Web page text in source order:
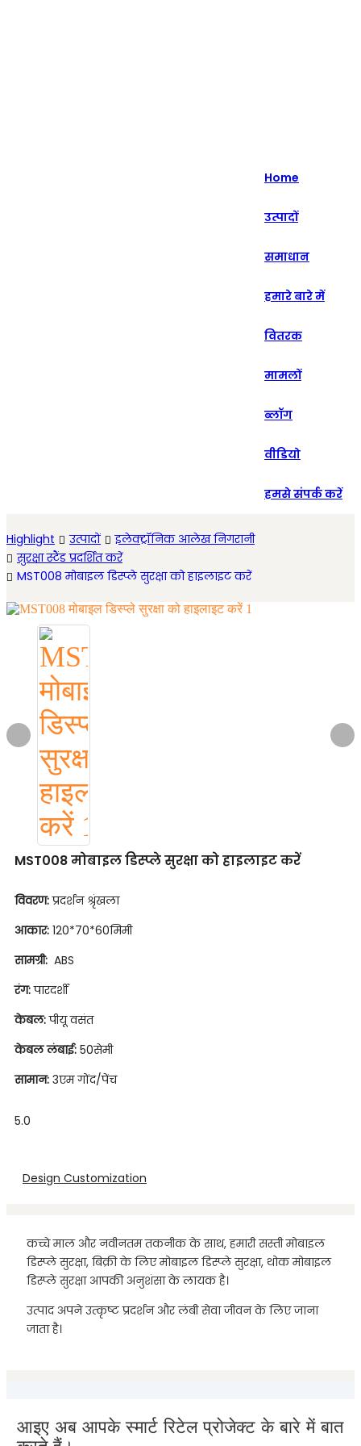
русский
Home
उत्पादों
समाधान
हमारे बारे में
वितरक
मामलों
ब्लॉग
वीडियो
हमसे संपर्क करें
Highlight उत्पादों
इलेक्ट्रॉनिक आलेख निगरानी
सुरक्षा स्टैंड प्रदर्शित करें
MST008 मोबाइल डिस्प्ले सुरक्षा को हाइलाइट करें
MST008 मोबाइल डिस्प्ले सुरक्षा को हाइलाइट करें
विवरण:प्रदर्शन श्रृंखला
आकार: 120*70*60मिमी
सामग्री: ABS
रंग:पारदर्शी
केबल:पीयू वसंत
केबल लंबाई: 50सेमी
सामान: 3एम गोंद/पेंच
5.0
Design Customization
कच्चे माल और नवीनतम तकनीक के साथ, हमारी सस्ती मोबाइल
डिस्प्ले सुरक्षा, बिक्री के लिए मोबाइल डिस्प्ले सुरक्षा, थोक मोबाइल
डिस्प्ले सुरक्षा आपकी अनुशंसा के लायक है।
उत्पाद अपने उत्कृष्ट प्रदर्शन और लंबी सेवा जीवन के लिए जाना
जाता है।
आइए अब आपके स्मार्ट रिटेल प्रोजेक्ट के बारे में बात